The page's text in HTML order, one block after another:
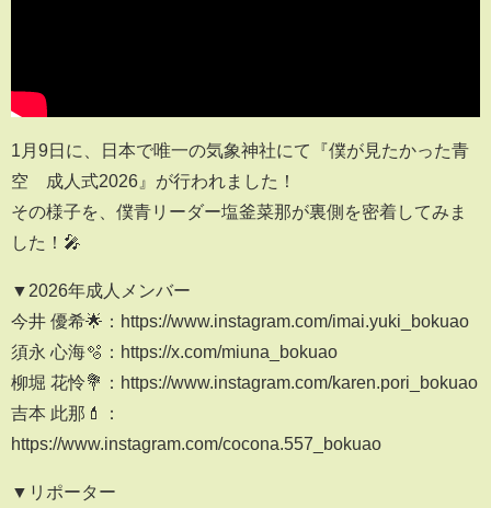
1月9日に、日本で唯一の気象神社にて『僕が見たかった青
空 成人式2026』が行われました！
その様子を、僕青リーダー塩釜菜那が裏側を密着してみま
した！🎤
▼2026年成人メンバー
今井 優希🌟：https://www.instagram.com/imai.yuki_bokuao
須永 心海🫧：https://x.com/miuna_bokuao
柳堀 花怜💐：https://www.instagram.com/karen.pori_bokuao
吉本 此那💄：
https://www.instagram.com/cocona.557_bokuao
▼リポーター